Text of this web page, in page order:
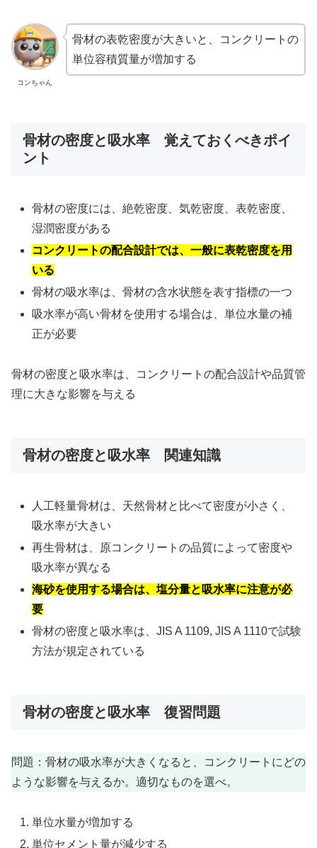
コンちゃん
骨材の表乾密度が大きいと、コンクリートの
単位容積質量が増加する
骨材の密度と吸水率 覚えておくべきポイ
ント
骨材の密度には、絶乾密度、気乾密度、表乾密度、
湿潤密度がある
コンクリートの配合設計では、一般に表乾密度を用
いる
骨材の吸水率は、骨材の含水状態を表す指標の一つ
吸水率が高い骨材を使用する場合は、単位水量の補
正が必要
骨材の密度と吸水率は、コンクリートの配合設計や品質管
理に大きな影響を与える
骨材の密度と吸水率 関連知識
人工軽量骨材は、天然骨材と比べて密度が小さく、
吸水率が大きい
再生骨材は、原コンクリートの品質によって密度や
吸水率が異なる
海砂を使用する場合は、塩分量と吸水率に注意が必
要
骨材の密度と吸水率は、JIS A 1109, JIS A 1110で試験
方法が規定されている
骨材の密度と吸水率 復習問題
問題：骨材の吸水率が大きくなると、コンクリートにどの
ような影響を与えるか。適切なものを選べ。
単位水量が増加する
単位セメント量が減少する